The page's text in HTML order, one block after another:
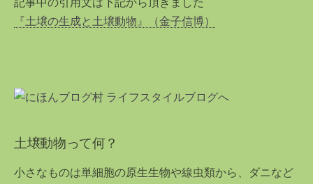
『土壌の生成と土壌動物』
（金子信博）
土壌動物って何？
小さなものは単細胞の原生生物や線虫類から、ダニなど